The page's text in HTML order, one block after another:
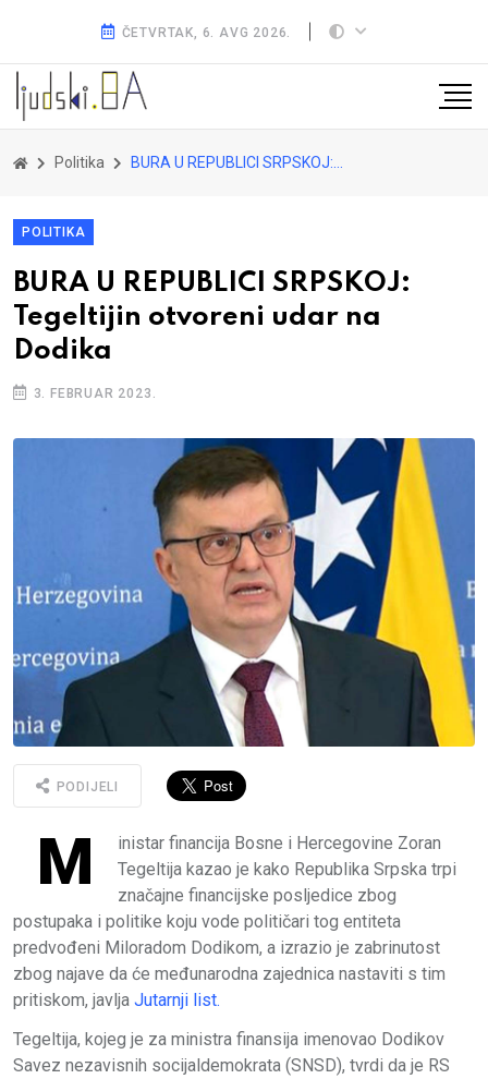
ČETVRTAK, 6. AVG 2026.
Politika BURA U REPUBLICI SRPSKOJ: Tegeltijin otvoreni udar na Dodika
POLITIKA
BURA U REPUBLICI SRPSKOJ:
Tegeltijin otvoreni udar na
Dodika
3. FEBRUAR 2023.
PODIJELI
M inistar financija Bosne i Hercegovine Zoran
Tegeltija kazao je kako Republika Srpska trpi
značajne financijske posljedice zbog
postupaka i politike koju vode političari tog entiteta
predvođeni Miloradom Dodikom, a izrazio je zabrinutost
zbog najave da će međunarodna zajednica nastaviti s tim
pritiskom, javlja Jutarnji list.
Tegeltija, kojeg je za ministra finansija imenovao Dodikov
Savez nezavisnih socijaldemokrata (SNSD), tvrdi da je RS